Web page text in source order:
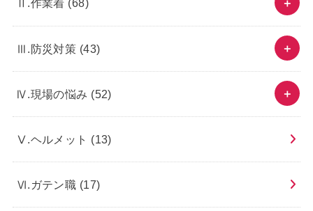
Ⅱ.作業着 (68)
Ⅲ.防災対策 (43)
Ⅳ.現場の悩み (52)
Ⅴ.ヘルメット (13)
Ⅵ.ガテン職 (17)